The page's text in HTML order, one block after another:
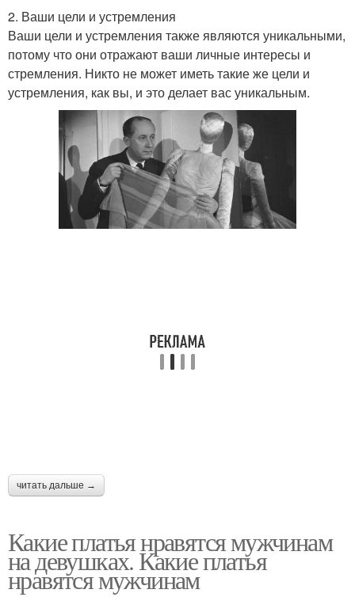
2. Ваши цели и устремления
Ваши цели и устремления также являются уникальными,
потому что они отражают ваши личные интересы и
стремления. Никто не может иметь такие же цели и
устремления, как вы, и это делает вас уникальным.
читать дальше →
Какие платья нравятся мужчинам
на девушках. Какие платья
нравятся мужчинам